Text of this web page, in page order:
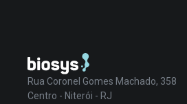
Rua Coronel Gomes Machado, 358
Centro - Niterói - RJ